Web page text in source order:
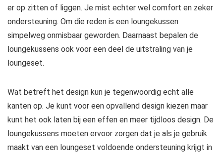
er op zitten of liggen. Je mist echter wel comfort en zeker
ondersteuning. Om die reden is een loungekussen
simpelweg onmisbaar geworden. Daarnaast bepalen de
loungekussens ook voor een deel de uitstraling van je
loungeset.
Wat betreft het design kun je tegenwoordig echt alle
kanten op. Je kunt voor een opvallend design kiezen maar
kunt het ook laten bij een effen en meer tijdloos design. De
loungekussens moeten ervoor zorgen dat je als je gebruik
maakt van een loungeset voldoende ondersteuning krijgt in